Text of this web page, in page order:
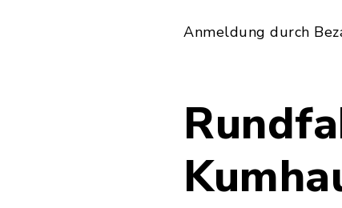
Anmeldung durch